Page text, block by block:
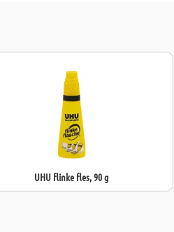
UHU flinke fles, 90 g